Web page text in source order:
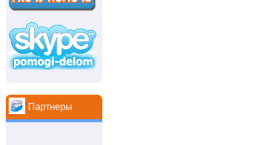
Партнеры